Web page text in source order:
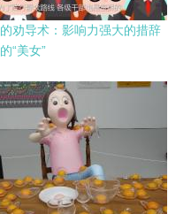
劝导术：影响力强大的措辞
“美女”